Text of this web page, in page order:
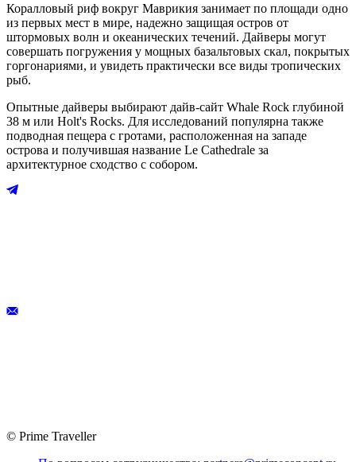
Коралловый риф вокруг Маврикия занимает по площади одно
из первых мест в мире, надежно защищая остров от
штормовых волн и океанических течений. Дайверы могут
совершать погружения у мощных базальтовых скал, покрытых
горгонариями, и увидеть практически все виды тропических
рыб.
Опытные дайверы выбирают дайв-сайт Whale Rock глубиной
38 м или Holt's Rocks. Для исследований популярна также
подводная пещера с гротами, расположенная на западе
острова и получившая название Le Cathedrale за
архитектурное сходство с собором.
© Prime Traveller